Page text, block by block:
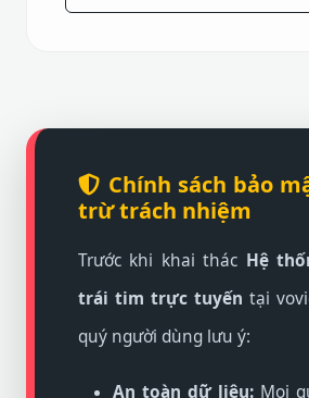
Chính sách bảo
trừ trách nhiệm
Trước khi khai thác Hệ
trái tim trực tuyến tại
quý người dùng lưu ý:
An toàn dữ liệu: Mọi